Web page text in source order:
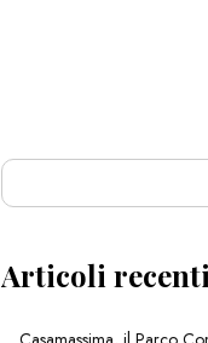
Articoli recenti